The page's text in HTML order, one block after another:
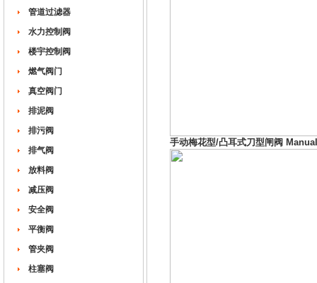
管道过滤器
水力控制阀
楼宇控制阀
燃气阀门
真空阀门
排泥阀
排污阀
排气阀
放料阀
减压阀
安全阀
平衡阀
管夹阀
柱塞阀
手动梅花型/凸耳式刀型闸阀